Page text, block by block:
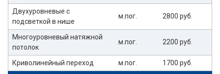
Двухуровневые с
подсветкой в нише
м.пог. 2800 руб.
Многоуровневый натяжной
потолок
м.пог. 2200 руб.
Криволинейный переход м.пог. 1700 руб.